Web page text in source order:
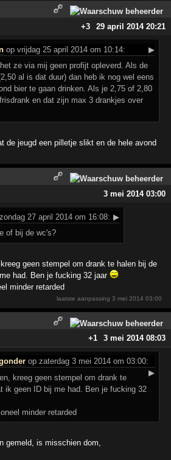
+3 29 april 2014 20:21
op vrijdag 25 april 2014 om 10:14:
▶
ze via mij geen profijt opleverd. Als de
al is dat duur) dan heb ik nog wel eens
bier te gaan drinken. Als je 2,75 of 2,80
en dat zijn max 3 drankjes over
de jeugd een pilletje slikt en de hele avond
3 mei 2014 03:00
27 april 2014 om 16:08: ▶
of bij de wc's?
geen stempel om drank te halen bij de
had. Ben je fucking 32 jaar
minder retarded
laatste aanpassing3 mei 2014 03:00
+1
3 mei 2014 08:03
op zaterdag 3 mei 2014 om 03:00:
▶
kreeg geen stempel om drank te
ik geen ID bij me had. Ben je fucking 32
minder retarded
gemeld, is misschien dom,